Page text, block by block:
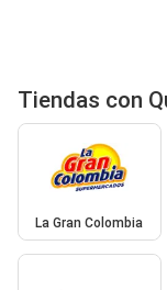
Tiendas con
La Gran Colombia